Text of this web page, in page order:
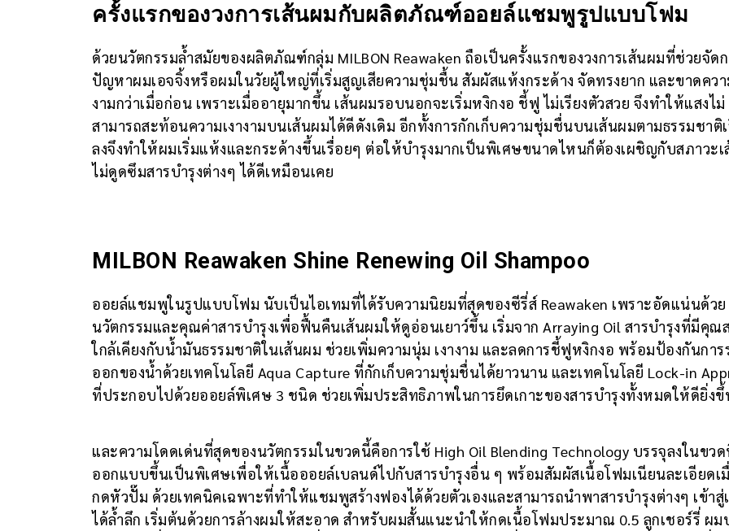
ครั้งแรกของวงการเส้นผมกับผลิตภัณฑ์ออยล์แชมพูรูปแบบโฟม
ด้วยนวัตกรรมล้ำสมัยของผลิตภัณฑ์กลุ่ม MILBON Reawaken ถือเป็นครั้งแรกของวงการเส้นผมที่ช่วยจัด
ปัญหาผมเอจจิ้งหรือผมในวัยผู้ใหญ่ที่เริ่มสูญเสียความชุ่มชื้น สัมผัสแห้งกระด้าง จัดทรงยาก และขาดควา
งามกว่าเมื่อก่อน เพราะเมื่ออายุมากขึ้น เส้นผมรอบนอกจะเริ่มหงิกงอ ชี้ฟู ไม่เรียงตัวสวย จึงทำให้แสงไม่
สามารถสะท้อนความเงางามบนเส้นผมได้ดีดังเดิม อีกทั้งการกักเก็บความชุ่มชื่นบนเส้นผมตามธรรมชาติ
ลงจึงทำให้ผมเริ่มแห้งและกระด้างขึ้นเรื่อยๆ ต่อให้บำรุงมากเป็นพิเศษขนาดไหนก็ต้องเผชิญกับสภาวะ
ไม่ดูดซึมสารบำรุงต่างๆ ได้ดีเหมือนเคย
MILBON Reawaken Shine Renewing Oil Shampoo
ออยล์แชมพูในรูปแบบโฟม นับเป็นไอเทมที่ได้รับความนิยมที่สุดของซีรี่ส์ Reawaken เพราะอัดแน่นด้วย
นวัตกรรมและคุณค่าสารบำรุงเพื่อฟื้นคืนเส้นผมให้ดูอ่อนเยาว์ขึ้น เริ่มจาก Arraying Oil สารบำรุงที่มีคุณ
ใกล้เคียงกับน้ำมันธรรมชาติในเส้นผม ช่วยเพิ่มความนุ่ม เงางาม และลดการชี้ฟูหงิกงอ พร้อมป้องกันการ
ออกของน้ำด้วยเทคโนโลยี Aqua Capture ที่กักเก็บความชุ่มชื่นได้ยาวนาน และเทคโนโลยี Lock-in
ที่ประกอบไปด้วยออยล์พิเศษ 3 ชนิด ช่วยเพิ่มประสิทธิภาพในการยึดเกาะของสารบำรุงทั้งหมดให้ดียิ่ง
และความโดดเด่นที่สุดของนวัตกรรมในขวดนี้คือการใช้ High Oil Blending Technology บรรจุลงในขว
ออกแบบขึ้นเป็นพิเศษเพื่อให้เนื้อออยล์เบลนด์ไปกับสารบำรุงอื่น ๆ พร้อมสัมผัสเนื้อโฟมเนียนละเอียดเ
กดหัวปั๊ม ด้วยเทคนิคเฉพาะที่ทำให้แชมพูสร้างฟองได้ด้วยตัวเองและสามารถนำพาสารบำรุงต่างๆ เข้าสู่
ได้ล้ำลึก เริ่มต้นด้วยการล้างผมให้สะอาด สำหรับผมสั้นแนะนำให้กดเนื้อโฟมประมาณ 0.5 ลูกเชอร์รี่ ผม